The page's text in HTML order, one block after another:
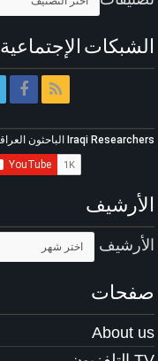
الشبكات الإجتماعية
الأرشيف
الأرشيف
صفحات
About us